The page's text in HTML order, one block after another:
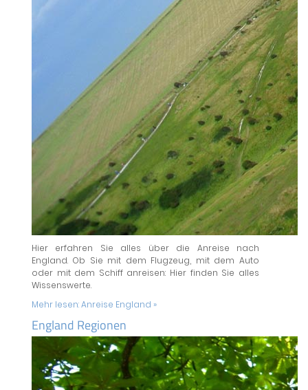
Hier erfahren Sie alles über die Anreise nach
England. Ob Sie mit dem Flugzeug, mit dem Auto
oder mit dem Schiff anreisen: Hier finden Sie alles
Wissenswerte.
Mehr lesen:Anreise England »
England Regionen